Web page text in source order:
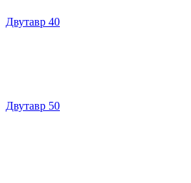
Двутавр 40
Двутавр 50